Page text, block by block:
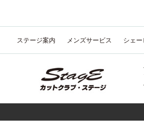
ステージ案内 メンズサービス シェ